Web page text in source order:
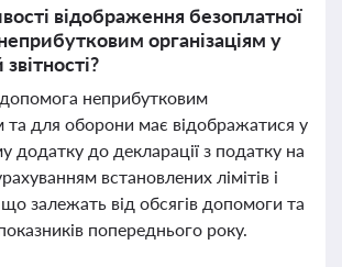
відображення безоплатної
організаціям у
неприбутковим
та для оборони має відображатися у
додатку до декларації з податку на
встановлених лімітів і
залежать від обсягів допомоги та
попереднього року.